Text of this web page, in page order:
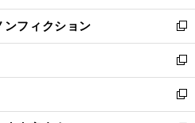
開
く
ウ
で
開
く
ン
ド
ウ
で
開
く
ウ
ィ
ン
ド
ウ
で
開
フィクション
新
し
い
ウ
ィ
ン
新
し
い
ウ
新
し